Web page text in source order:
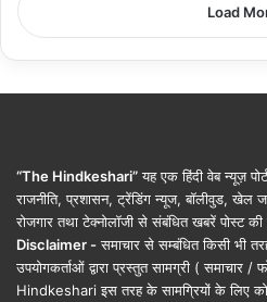
Load
“The Hindkeshari”यह एक हिंदी वेब न्यूज़
राजनीति, प्रशासन, ट्रेंडिंग न्यूज, बॉलीवुड, खेल
रोजगार तथा टेक्नोलॉजी से संबंधित खबरें पोस्ट की
Disclaimer - समाचार से सम्बंधित किसी भी
उपयोगकर्ताओं द्वारा प्रस्तुत सामग्री ( समाचार /
Hindkeshari इस तरह के सामग्रियों के लिए